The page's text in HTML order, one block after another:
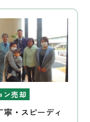
ン売却
寧・スピーディ